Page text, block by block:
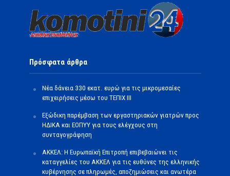
Πρόσφατα άρθρα
Νέα δάνεια 330 εκατ. ευρώ για τις μικρομεσαίες
επιχειρήσεις μέσω του ΤΕΠΙΧ ΙΙΙ
Εξώδικη παρέμβαση των εργαστηριακών γιατρών προς
ΗΔΙΚΑ και ΕΟΠΥΥ για τους ελέγχους στη
συνταγογράφηση
ΑΚΚΕΛ: Η Ευρωπαϊκή Επιτροπή επιβεβαιώνει τις
καταγγελίες του ΑΚΚΕΛ για τις ευθύνες της ελληνικής
κυβέρνησης σε πληρωμές, αποζημιώσεις και ανωτέρα